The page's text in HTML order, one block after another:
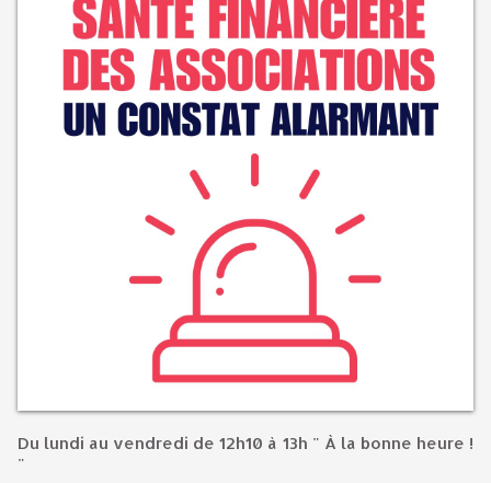
Du lundi au vendredi de 12h10 à 13h " À la bonne heure !
"